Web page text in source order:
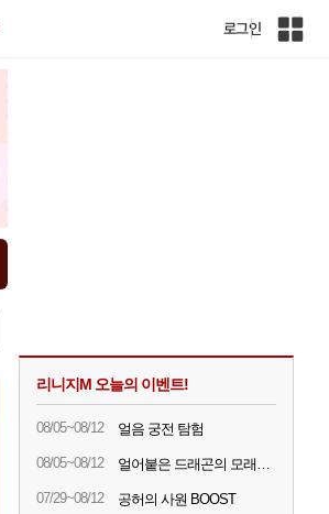
로그인
인
리니지M 오늘의 이벤트!
08/05~08/12 얼음 궁전 탐험
08/05~08/12 얼어붙은 드래곤의 모래시계
07/29~08/12 공허의 사원 BOOST